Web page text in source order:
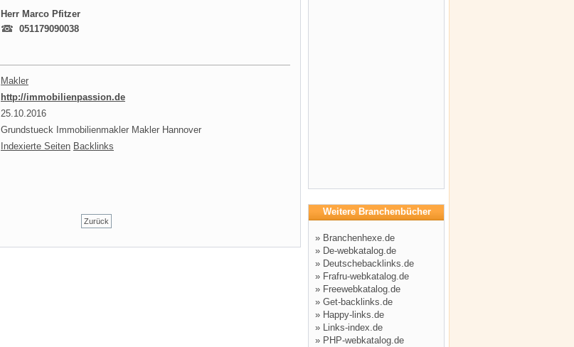
Herr Marco Pfitzer
051179090038
Makler
http://immobilienpassion.de
25.10.2016
Grundstueck Immobilienmakler Makler Hannover
Indexierte Seiten Backlinks
Zurück
Weitere Branchenbücher
» Branchenhexe.de
» De-webkatalog.de
» Deutschebacklinks.de
» Frafru-webkatalog.de
» Freewebkatalog.de
» Get-backlinks.de
» Happy-links.de
» Links-index.de
» PHP-webkatalog.de